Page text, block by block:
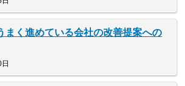
まく進めている会社の改善提案への